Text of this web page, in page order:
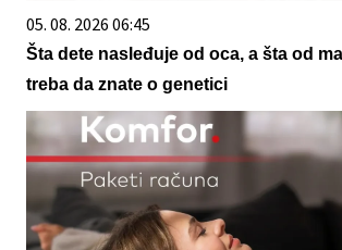
05. 08. 2026 06:45
Šta dete nasleđuje od oca, a šta od
treba da znate o genetici